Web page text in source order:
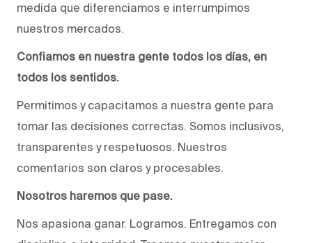
medida que diferenciamos e interrumpimos
nuestros mercados.
Confiamos en nuestra gente todos los días, en
todos los sentidos.
Permitimos y capacitamos a nuestra gente para
tomar las decisiones correctas. Somos inclusivos,
transparentes y respetuosos. Nuestros
comentarios son claros y procesables.
Nosotros haremos que pase.
Nos apasiona ganar. Logramos. Entregamos con